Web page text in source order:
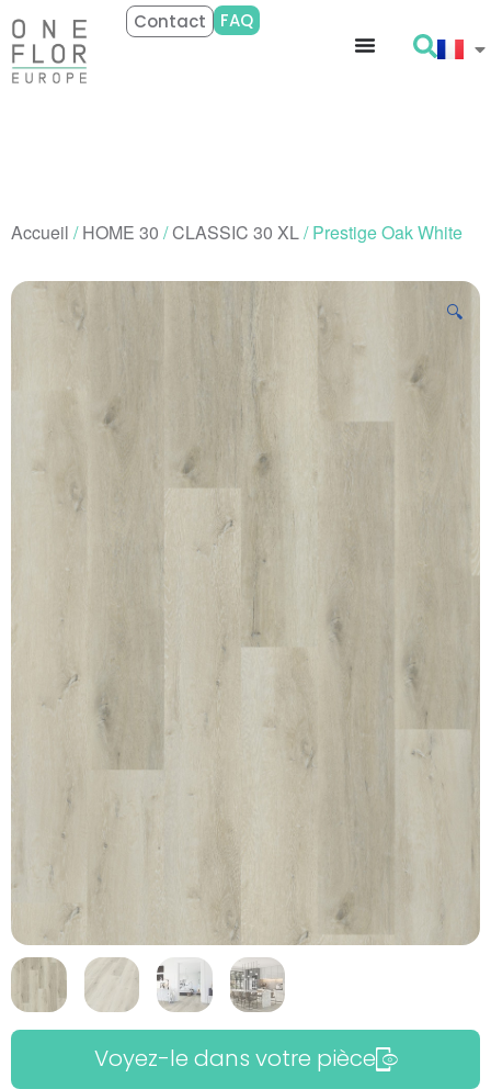
Contact FAQ
Accueil /HOME 30 /CLASSIC 30 XL/ Prestige Oak White
🔍
Voyez-le dans votre pièce